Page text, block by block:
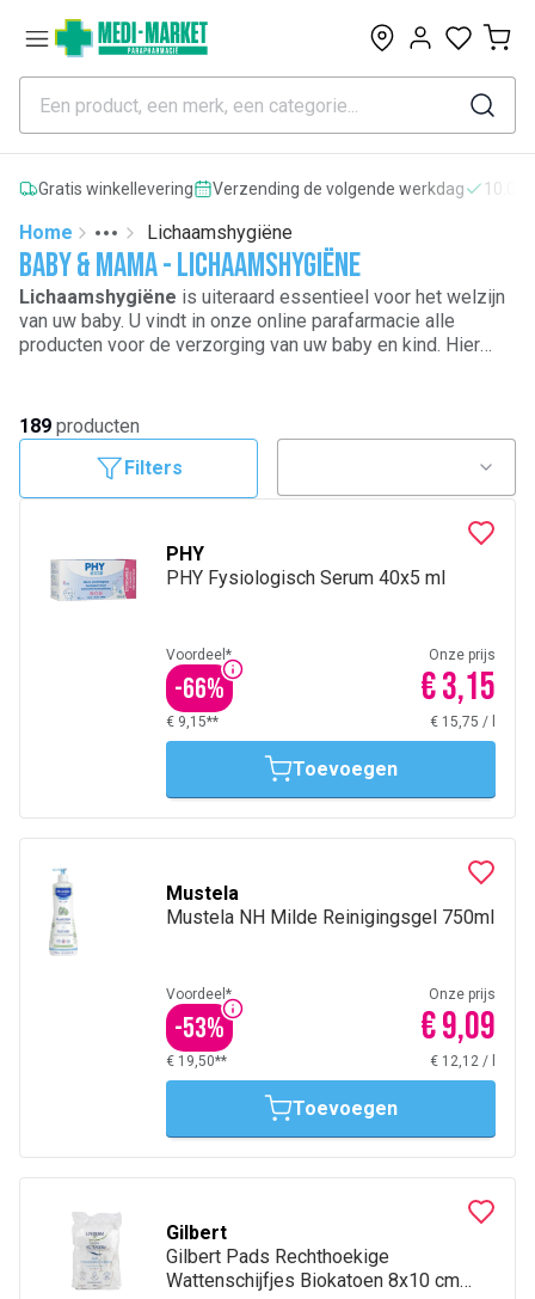
0
Gratis winkellevering Verzending de volgende werkdag
Home
More
Toggle menu
Lichaamshygiëne
Baby & mama - Lichaamshygiëne
Lichaamshygiëne is uiteraard essentieel voor het welzijn
van uw baby. U vindt in onze online parafarmacie alle
producten voor de verzorging van uw baby en kind. Hier
doekjes ,neusspoelingen
de ogen,tandpasta, en verzorgingsproducten die de
fragiele huid van uw baby respecteren.
189 producten
Filters
PHY
PHY Fysiologisch Serum 40x5 ml
Voordeel*
-66%
Onze prijs
€ 3,15
€ 9,15** € 15,75 /
Toevoegen
Mustela
Mustela NH Milde Reinigingsgel 750ml
Voordeel*
-53%
Onze prijs
€ 9,09
€ 19,50** € 12,12 /
Toevoegen
Gilbert
Gilbert Pads Rechthoekige
Wattenschijfjes Biokatoen 8x10 cm